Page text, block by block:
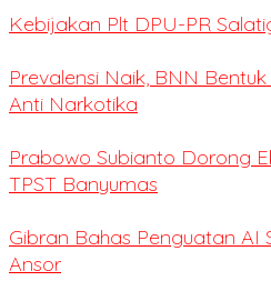
Kebijakan Plt DPU-PR
Prevalensi Naik, BNN
Anti Narkotika
Prabowo Subianto Dorong
TPST Banyumas
Gibran Bahas Penguatan AI
Ansor